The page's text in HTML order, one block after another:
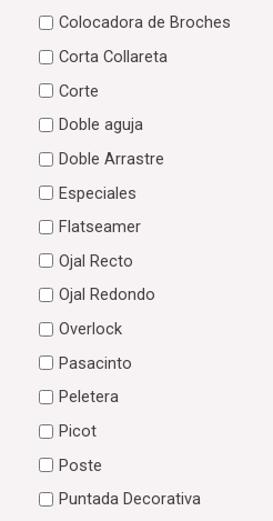
Colocadora de Broches
Corta Collareta
Corte
Doble aguja
Doble Arrastre
Especiales
Flatseamer
Ojal Recto
Ojal Redondo
Overlock
Pasacinto
Peletera
Picot
Poste
Puntada Decorativa